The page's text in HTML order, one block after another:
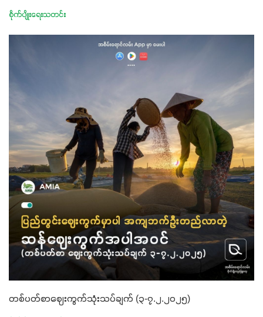
စိုက်ပျိုးရေးသတင်း
တစ်ပတ်စာဈေးကွက်သုံးသပ်ချက် (၃-၇.၂.၂၀၂၅)